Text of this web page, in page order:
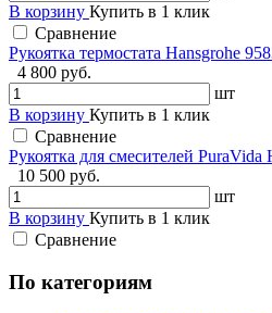
В корзину Купить в 1 клик
Сравнение
Рукоятка термостата Hansgrohe
4 800 руб.
шт
В корзину Купить в 1 клик
Сравнение
Рукоятка для смесителей PuraVida
10 500 руб.
шт
В корзину Купить в 1 клик
Сравнение
По категориям